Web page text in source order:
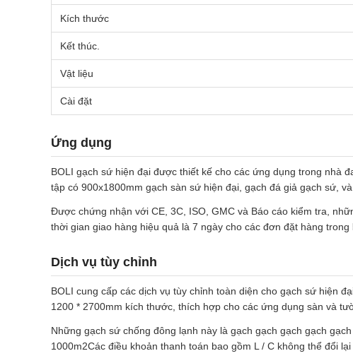
Kích thước
Kết thúc.
Vật liệu
Cài đặt
Ứng dụng
BOLI gạch sứ hiện đại được thiết kế cho các ứng dụng trong nhà
tập có 900x1800mm gạch sàn sứ hiện đại, gạch đá giả gạch sứ,
Được chứng nhận với CE, 3C, ISO, GMC và Báo cáo kiểm tra,
thời gian giao hàng hiệu quả là 7 ngày cho các đơn đặt hàng trong
Dịch vụ tùy chỉnh
BOLI cung cấp các dịch vụ tùy chỉnh toàn diện cho gạch sứ hiện
1200 * 2700mm kích thước, thích hợp cho các ứng dụng sàn và
Những gạch sứ chống đông lạnh này là gạch gạch gạch gạch
1000m2Các điều khoản thanh toán bao gồm L / C không thể đổi